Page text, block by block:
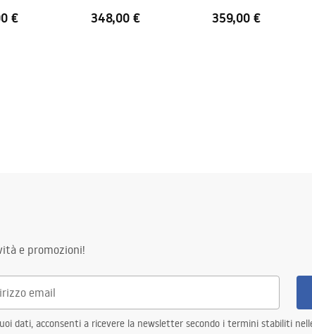
€ 348,00 € 359,00 €
e promozioni!
dati, acconsenti a ricevere la newsletter secondo i termini stabiliti